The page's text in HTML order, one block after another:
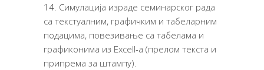
Симулација израде семинарског рада
са текстуалним, графичким и табеларним
подацима, повезивање са табелама и
графиконима из Excell-a (прелом текста и
припрема за штампу).